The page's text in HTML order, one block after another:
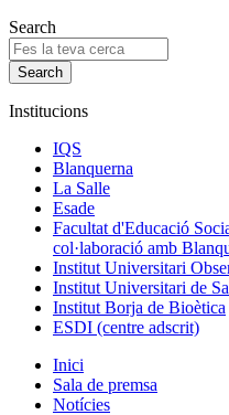
Search
Institucions
IQS
Blanquerna
La Salle
Esade
Facultat d'Educació
col·laboració amb
Institut Universitari
Institut Universitari de
Institut Borja de Bioètica
ESDI (centre adscrit)
Inici
Sala de premsa
Notícies